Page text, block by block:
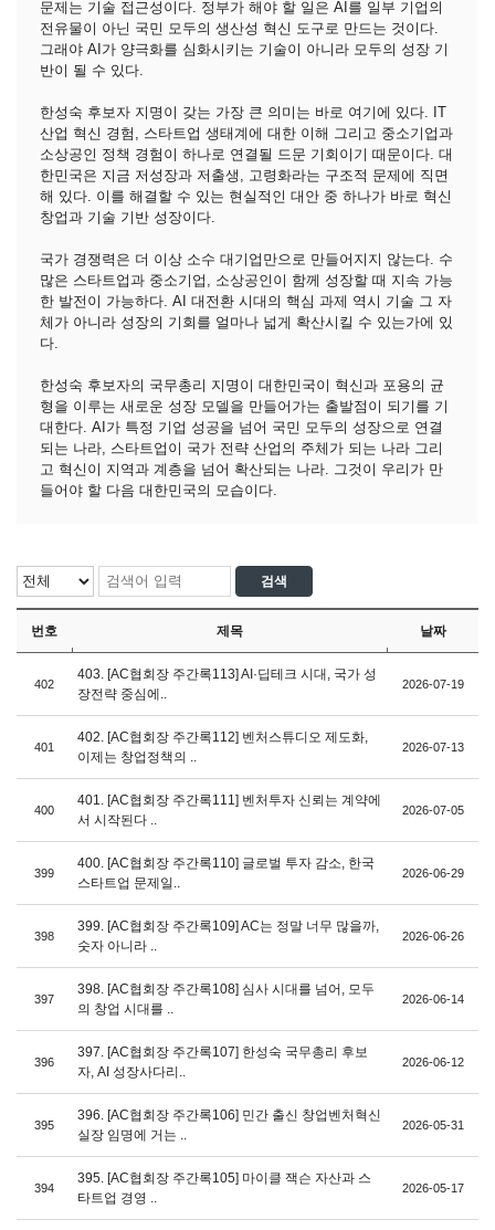
문제는 기술 접근성이다. 정부가 해야 할 일은 AI를 일부 기업의
전유물이 아닌 국민 모두의 생산성 혁신 도구로 만드는 것이다.
그래야 AI가 양극화를 심화시키는 기술이 아니라 모두의 성장 기
반이 될 수 있다.
한성숙 후보자 지명이 갖는 가장 큰 의미는 바로 여기에 있다. IT
산업 혁신 경험, 스타트업 생태계에 대한 이해 그리고 중소기업과
소상공인 정책 경험이 하나로 연결될 드문 기회이기 때문이다. 대
한민국은 지금 저성장과 저출생, 고령화라는 구조적 문제에 직면
해 있다. 이를 해결할 수 있는 현실적인 대안 중 하나가 바로 혁신
창업과 기술 기반 성장이다.
국가 경쟁력은 더 이상 소수 대기업만으로 만들어지지 않는다. 수
많은 스타트업과 중소기업, 소상공인이 함께 성장할 때 지속 가능
한 발전이 가능하다. AI 대전환 시대의 핵심 과제 역시 기술 그 자
체가 아니라 성장의 기회를 얼마나 넓게 확산시킬 수 있는가에 있
다.
한성숙 후보자의 국무총리 지명이 대한민국이 혁신과 포용의 균
형을 이루는 새로운 성장 모델을 만들어가는 출발점이 되기를 기
대한다. AI가 특정 기업 성공을 넘어 국민 모두의 성장으로 연결
되는 나라, 스타트업이 국가 전략 산업의 주체가 되는 나라 그리
고 혁신이 지역과 계층을 넘어 확산되는 나라. 그것이 우리가 만
들어야 할 다음 대한민국의 모습이다.
번호 제목 날짜
402
403. [AC협회장 주간록113] AI·딥테크 시대, 국가 성
장전략 중심에..
2026-07-19
401
402. [AC협회장 주간록112] 벤처스튜디오 제도화,
이제는 창업정책의 ..
2026-07-13
400
401. [AC협회장 주간록111] 벤처투자 신뢰는 계약에
서 시작된다 ..
2026-07-05
399
400. [AC협회장 주간록110] 글로벌 투자 감소, 한국
스타트업 문제일..
2026-06-29
398
399. [AC협회장 주간록109] AC는 정말 너무 많을까,
숫자 아니라 ..
2026-06-26
397
398. [AC협회장 주간록108] 심사 시대를 넘어, 모두
의 창업 시대를 ..
2026-06-14
396
397. [AC협회장 주간록107] 한성숙 국무총리 후보
자, AI 성장사다리..
2026-06-12
395
396. [AC협회장 주간록106] 민간 출신 창업벤처혁신
실장 임명에 거는 ..
2026-05-31
394
395. [AC협회장 주간록105] 마이클 잭슨 자산과 스
타트업 경영 ..
2026-05-17